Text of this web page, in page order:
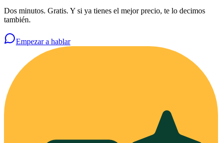
Dos minutos. Gratis. Y si ya tienes el mejor precio, te lo decimos
también.
Empezar a hablar